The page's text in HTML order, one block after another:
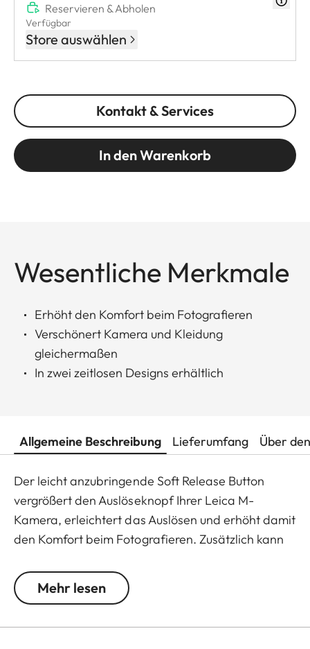
Reservieren & Abholen
Verfügbar
Store auswählen
Kontakt & Services
In den Warenkorb
Wesentliche Merkmale
Erhöht den Komfort beim Fotografieren
Verschönert Kamera und Kleidung
gleichermaßen
In zwei zeitlosen Designs erhältlich
Allgemeine Beschreibung Lieferumfang Über
Der leicht anzubringende Soft Release Button
vergrößert den Auslöseknopf Ihrer Leica M-
Kamera, erleichtert das Auslösen und erhöht damit
den Komfort beim Fotografieren. Zusätzlich kann
als Manschettenknopf getragen werden – er
verschönert Kamera und Kleidung gleichermaßen.
Mehr lesen